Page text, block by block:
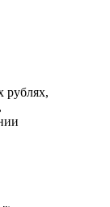
рублях,